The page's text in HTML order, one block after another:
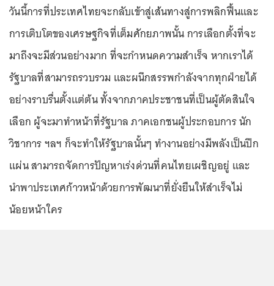
วันนี้การที่ประเทศไทยจะกลับเข้าสู่เส้นทางสู่การพลิกฟื้นและ
การเติบโตของเศรษฐกิจที่เต็มศักยภาพนั้น การเลือกตั้งที่จะ
มาถึงจะมีส่วนอย่างมาก ที่จะกำหนดความสำเร็จ หากเราได้
รัฐบาลที่สามารถรวบรวม และผนึกสรรพกำลังจากทุกฝ่ายได้
อย่างราบรื่นตั้งแต่ต้น ทั้งจากภาคประชาชนที่เป็นผู้ตัดสินใจ
เลือก ผู้จะมาทำหน้าที่รัฐบาล ภาคเอกชนผู้ประกอบการ นัก
วิชาการ ฯลฯ ก็จะทำให้รัฐบาลนั้นๆ ทำงานอย่างมีพลังเป็นปึก
แผ่น สามารถจัดการปัญหาเร่งด่วนที่คนไทยเผชิญอยู่ และ
นำพาประเทศก้าวหน้าด้วยการพัฒนาที่ยั่งยืนให้สำเร็จไม่
น้อยหน้าใคร